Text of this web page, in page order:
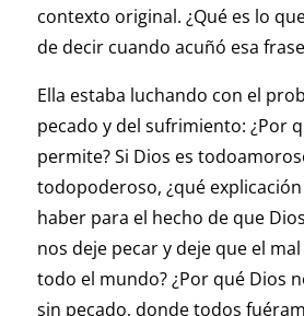
contexto original. ¿Qué es lo
de decir cuando acuñó esa
Ella estaba luchando con el
pecado y del sufrimiento: ¿Por
permite? Si Dios es
todopoderoso, ¿qué
haber para el hecho de que
nos deje pecar y deje que el
todo el mundo? ¿Por qué Dios
sin pecado, donde todos